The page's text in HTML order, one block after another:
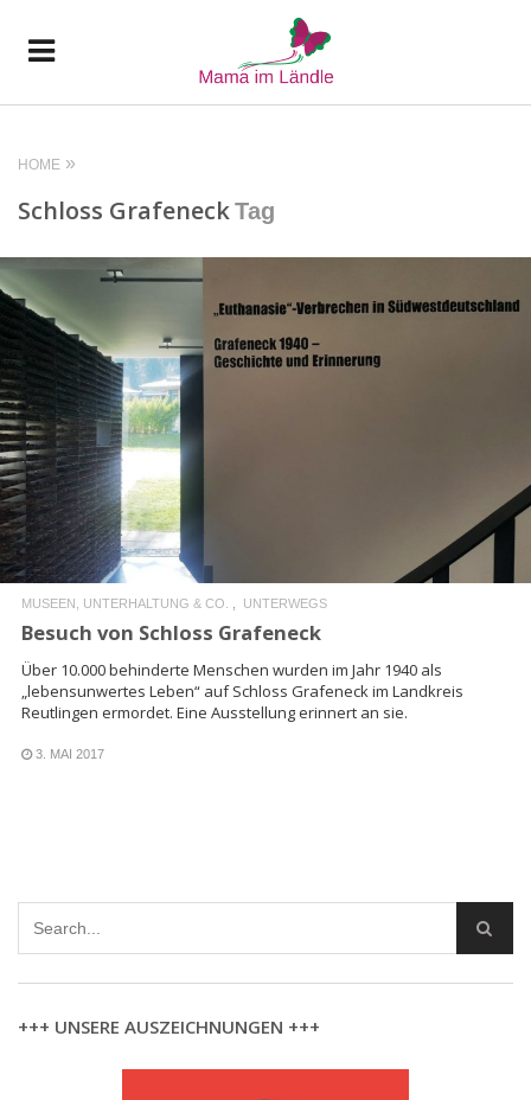
HOME
Schloss GrafeneckTag
MUSEEN, UNTERHALTUNG & CO. UNTERWEGS
Besuch von Schloss Grafeneck
Über 10.000 behinderte Menschen wurden im Jahr 1940 als
„lebensunwertes Leben“ auf Schloss Grafeneck im Landkreis
Reutlingen ermordet. Eine Ausstellung erinnert an sie.
3. MAI 2017
+++ UNSERE AUSZEICHNUNGEN +++